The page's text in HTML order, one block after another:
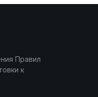
Правил
к